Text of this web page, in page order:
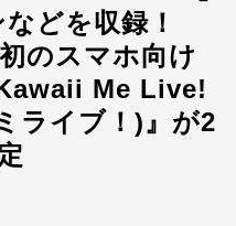
どを収録！
のスマホ向け
Me Live!
ライブ！)』が2